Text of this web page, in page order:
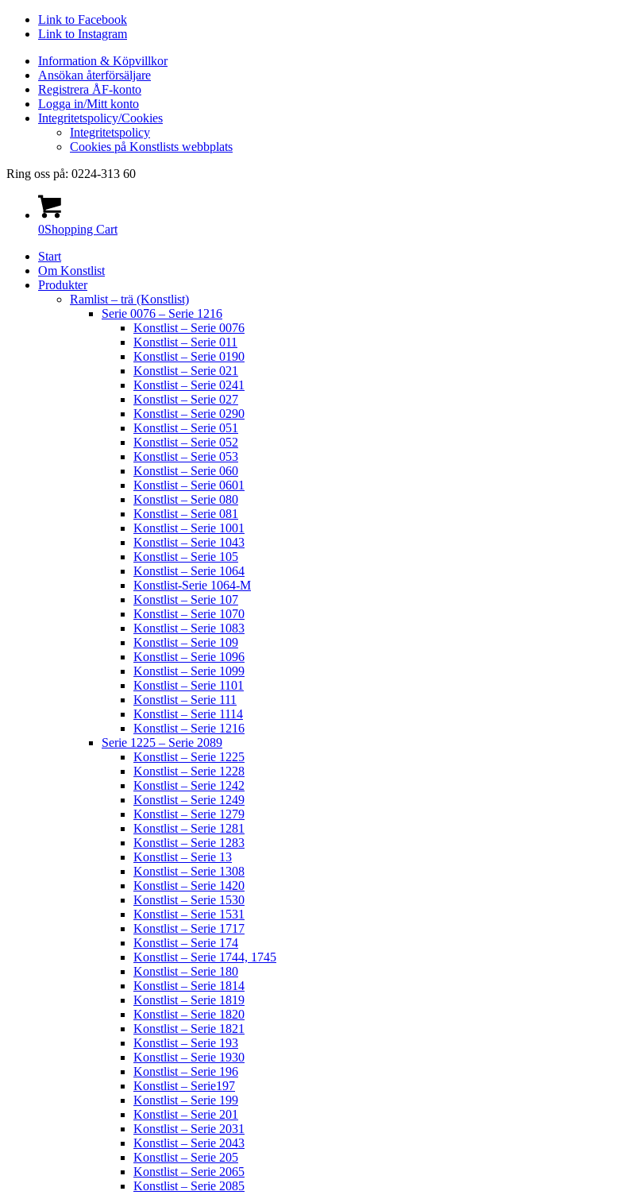
Link to Facebook
Link to Instagram
Information & Köpvillkor
Ansökan återförsäljare
Registrera ÅF-konto
Logga in/Mitt konto
Integritetspolicy/Cookies
Integritetspolicy
Cookies på Konstlists webbplats
Ring oss på: 0224-313 60
0Shopping Cart
Start
Om Konstlist
Produkter
Ramlist – trä (Konstlist)
Serie 0076 – Serie 1216
Konstlist – Serie 0076
Konstlist – Serie 011
Konstlist – Serie 0190
Konstlist – Serie 021
Konstlist – Serie 0241
Konstlist – Serie 027
Konstlist – Serie 0290
Konstlist – Serie 051
Konstlist – Serie 052
Konstlist – Serie 053
Konstlist – Serie 060
Konstlist – Serie 0601
Konstlist – Serie 080
Konstlist – Serie 081
Konstlist – Serie 1001
Konstlist – Serie 1043
Konstlist – Serie 105
Konstlist – Serie 1064
Konstlist-Serie 1064-M
Konstlist – Serie 107
Konstlist – Serie 1070
Konstlist – Serie 1083
Konstlist – Serie 109
Konstlist – Serie 1096
Konstlist – Serie 1099
Konstlist – Serie 1101
Konstlist – Serie 111
Konstlist – Serie 1114
Konstlist – Serie 1216
Serie 1225 – Serie 2089
Konstlist – Serie 1225
Konstlist – Serie 1228
Konstlist – Serie 1242
Konstlist – Serie 1249
Konstlist – Serie 1279
Konstlist – Serie 1281
Konstlist – Serie 1283
Konstlist – Serie 13
Konstlist – Serie 1308
Konstlist – Serie 1420
Konstlist – Serie 1530
Konstlist – Serie 1531
Konstlist – Serie 1717
Konstlist – Serie 174
Konstlist – Serie 1744, 1745
Konstlist – Serie 180
Konstlist – Serie 1814
Konstlist – Serie 1819
Konstlist – Serie 1820
Konstlist – Serie 1821
Konstlist – Serie 193
Konstlist – Serie 1930
Konstlist – Serie 196
Konstlist – Serie197
Konstlist – Serie 199
Konstlist – Serie 201
Konstlist – Serie 2031
Konstlist – Serie 2043
Konstlist – Serie 205
Konstlist – Serie 2065
Konstlist – Serie 2085